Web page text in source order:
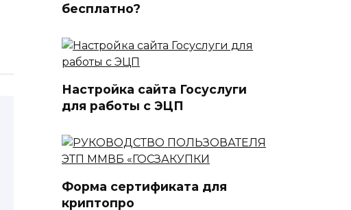
бесплатно?
Настройка сайта Госуслуги
для работы с ЭЦП
Форма сертификата для
криптопро